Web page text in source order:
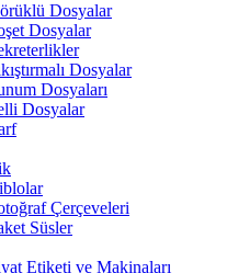
Dosyalar
Dosyalar
Dosyalar
Dosyaları
Dosyalar
Çerçeveleri
Süsler
Etiketi ve Makinaları